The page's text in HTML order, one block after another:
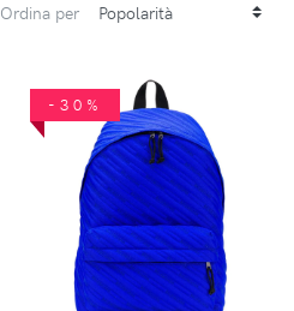
Ordina per
-30%